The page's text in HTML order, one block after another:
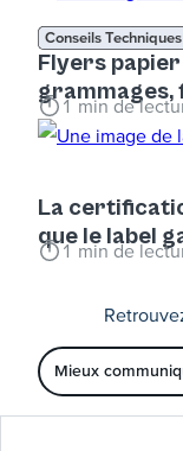
Conseils Techniques
Flyers
grammages,
1min de
La
que le label
1min de
Mieux